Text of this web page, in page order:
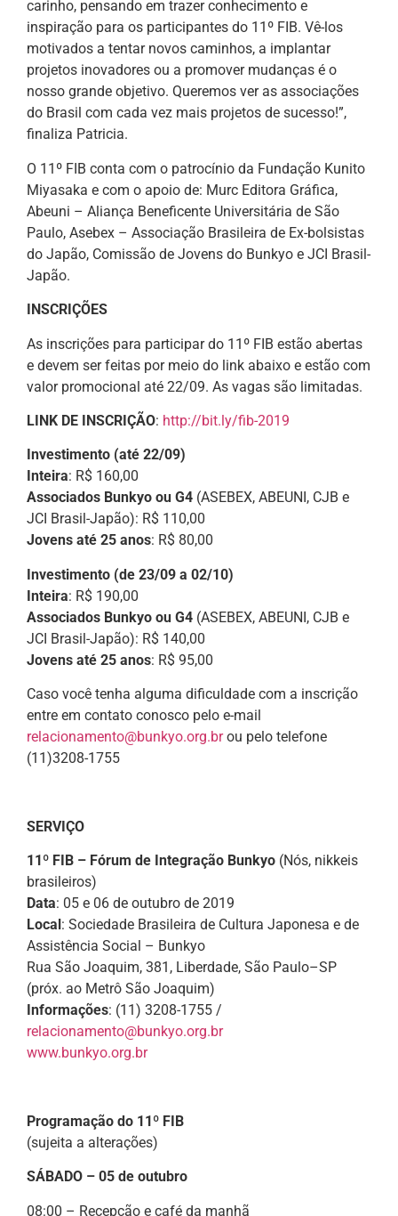
carinho, pensando em trazer conhecimento e
inspiração para os participantes do 11º FIB. Vê-los
motivados a tentar novos caminhos, a implantar
projetos inovadores ou a promover mudanças é o
nosso grande objetivo. Queremos ver as associações
do Brasil com cada vez mais projetos de sucesso!”,
finaliza Patricia.
O 11º FIB conta com o patrocínio da Fundação Kunito
Miyasaka e com o apoio de: Murc Editora Gráfica,
Abeuni – Aliança Beneficente Universitária de São
Paulo, Asebex – Associação Brasileira de Ex-bolsistas
do Japão, Comissão de Jovens do Bunkyo e JCI Brasil-
Japão.
INSCRIÇÕES
As inscrições para participar do 11º FIB estão abertas
e devem ser feitas por meio do link abaixo e estão com
valor promocional até 22/09. As vagas são limitadas.
LINK DE INSCRIÇÃO: http://bit.ly/fib-2019
Investimento (até 22/09)
Inteira: R$ 160,00
Associados Bunkyo ou G4 (ASEBEX, ABEUNI, CJB e
JCI Brasil-Japão): R$ 110,00
Jovens até 25 anos: R$ 80,00
Investimento (de 23/09 a 02/10)
Inteira: R$ 190,00
Associados Bunkyo ou G4 (ASEBEX, ABEUNI, CJB e
JCI Brasil-Japão): R$ 140,00
Jovens até 25 anos: R$ 95,00
Caso você tenha alguma dificuldade com a inscrição
entre em contato conosco pelo e-mail
relacionamento@bunkyo.org.brou pelo telefone
(11)3208-1755
SERVIÇO
11º FIB – Fórum de Integração Bunkyo (Nós, nikkeis
brasileiros)
Data: 05 e 06 de outubro de 2019
Local : Sociedade Brasileira de Cultura Japonesa e de
Assistência Social – Bunkyo
Rua São Joaquim, 381, Liberdade, São Paulo–SP
(próx. ao Metrô São Joaquim)
Informações: (11) 3208-1755 /
relacionamento@bunkyo.org.br
www.bunkyo.org.br
Programação do 11º FIB
(sujeita a alterações)
SÁBADO – 05 de outubro
08:00 – Recepção e café da manhã